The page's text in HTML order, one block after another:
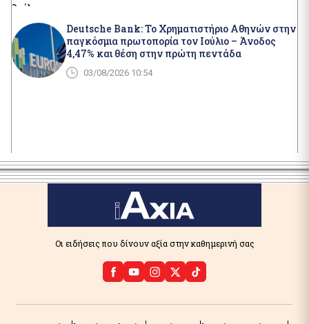
Deutsche Bank: Το Χρηματιστήριο Αθηνών στην
παγκόσμια πρωτοπορία τον Ιούλιο – Άνοδος
4,47% και θέση στην πρώτη πεντάδα
03/08/2026 10:54
Οι ειδήσεις που δίνουν αξία στην καθημερινή σας